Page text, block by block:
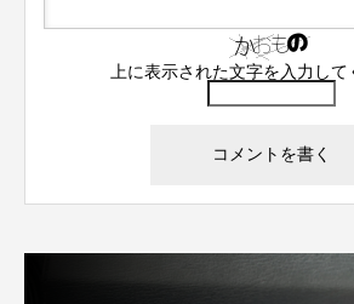
上に表示された文字を入力して